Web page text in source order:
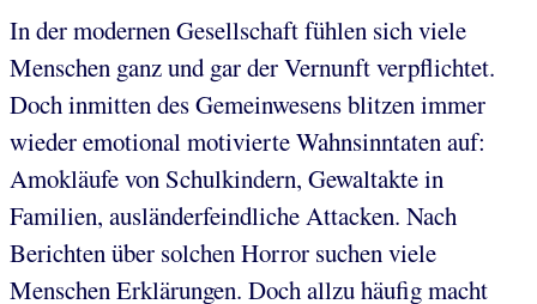
In der modernen Gesellschaft fühlen sich viele
Menschen ganz und gar der Vernunft verpflichtet.
Doch inmitten des Gemeinwesens blitzen immer
wieder emotional motivierte Wahnsinntaten auf:
Amokläufe von Schulkindern, Gewaltakte in
Familien, ausländerfeindliche Attacken. Nach
Berichten über solchen Horror suchen viele
Menschen Erklärungen. Doch allzu häufig macht